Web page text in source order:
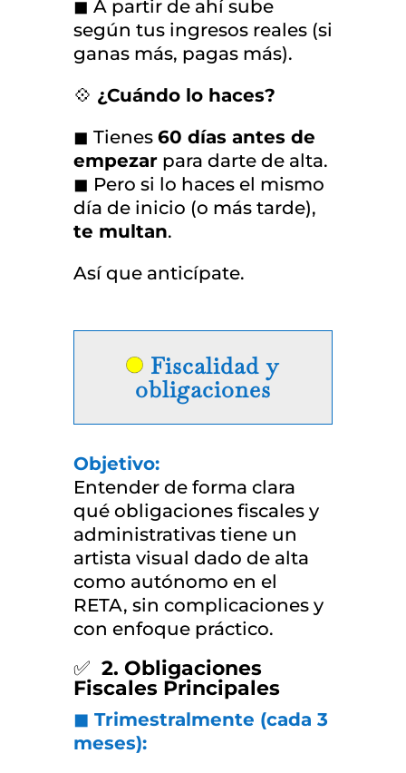
◼ A partir de ahí sube
según tus ingresos reales (si
ganas más, pagas más).
💠 ¿Cuándo lo haces?
◼ Tienes 60 días antes de
empezarpara darte de alta.
◼ Pero si lo haces el mismo
día de inicio (o más tarde),
te multan.
Así que anticípate.
Fiscalidad y
obligaciones
Objetivo:
Entender de forma clara
qué obligaciones fiscales y
administrativas tiene un
artista visual dado de alta
como autónomo en el
RETA, sin complicaciones y
con enfoque práctico.
✅ 2. Obligaciones
Fiscales Principales
◼ Trimestralmente (cada 3
meses):